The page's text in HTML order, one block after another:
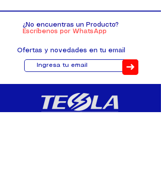
¿No encuentras un Producto?
Escríbenos por WhatsApp
Ofertas y novedades en tu email
➜